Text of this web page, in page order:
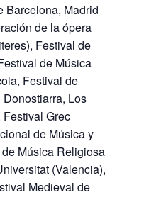
Barcelona, Madrid
de la ópera
Festival de
de Música
Festival de
Los
Grec
de Música y
Música Religiosa
(Valencia),
Medieval de